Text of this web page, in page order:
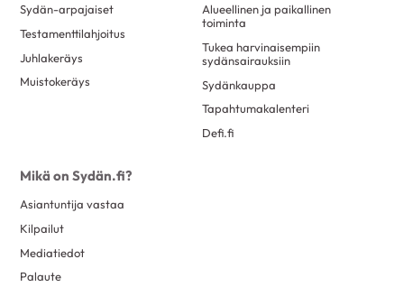
Sydän-arpajaiset
Testamenttilahjoitus
Juhlakeräys
Muistokeräys
Alueellinen ja paikallinen
toiminta
Tukea harvinaisempiin
sydänsairauksiin
Sydänkauppa
Tapahtumakalenteri
Defi.fi
Mikä on Sydän.fi?
Asiantuntija vastaa
Kilpailut
Mediatiedot
Palaute